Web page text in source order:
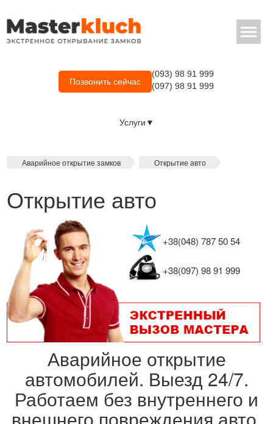
(093) 98 91 999
(097) 98 91 999
Позвонить сейчас
Услуги▼
Аварийное открытие замков Открытие авто
Открытие авто
+38(048) 787 50 54
+38(097) 98 91 999
Аварийное открытие
автомобилей. Выезд 24/7.
Работаем без внутреннего и